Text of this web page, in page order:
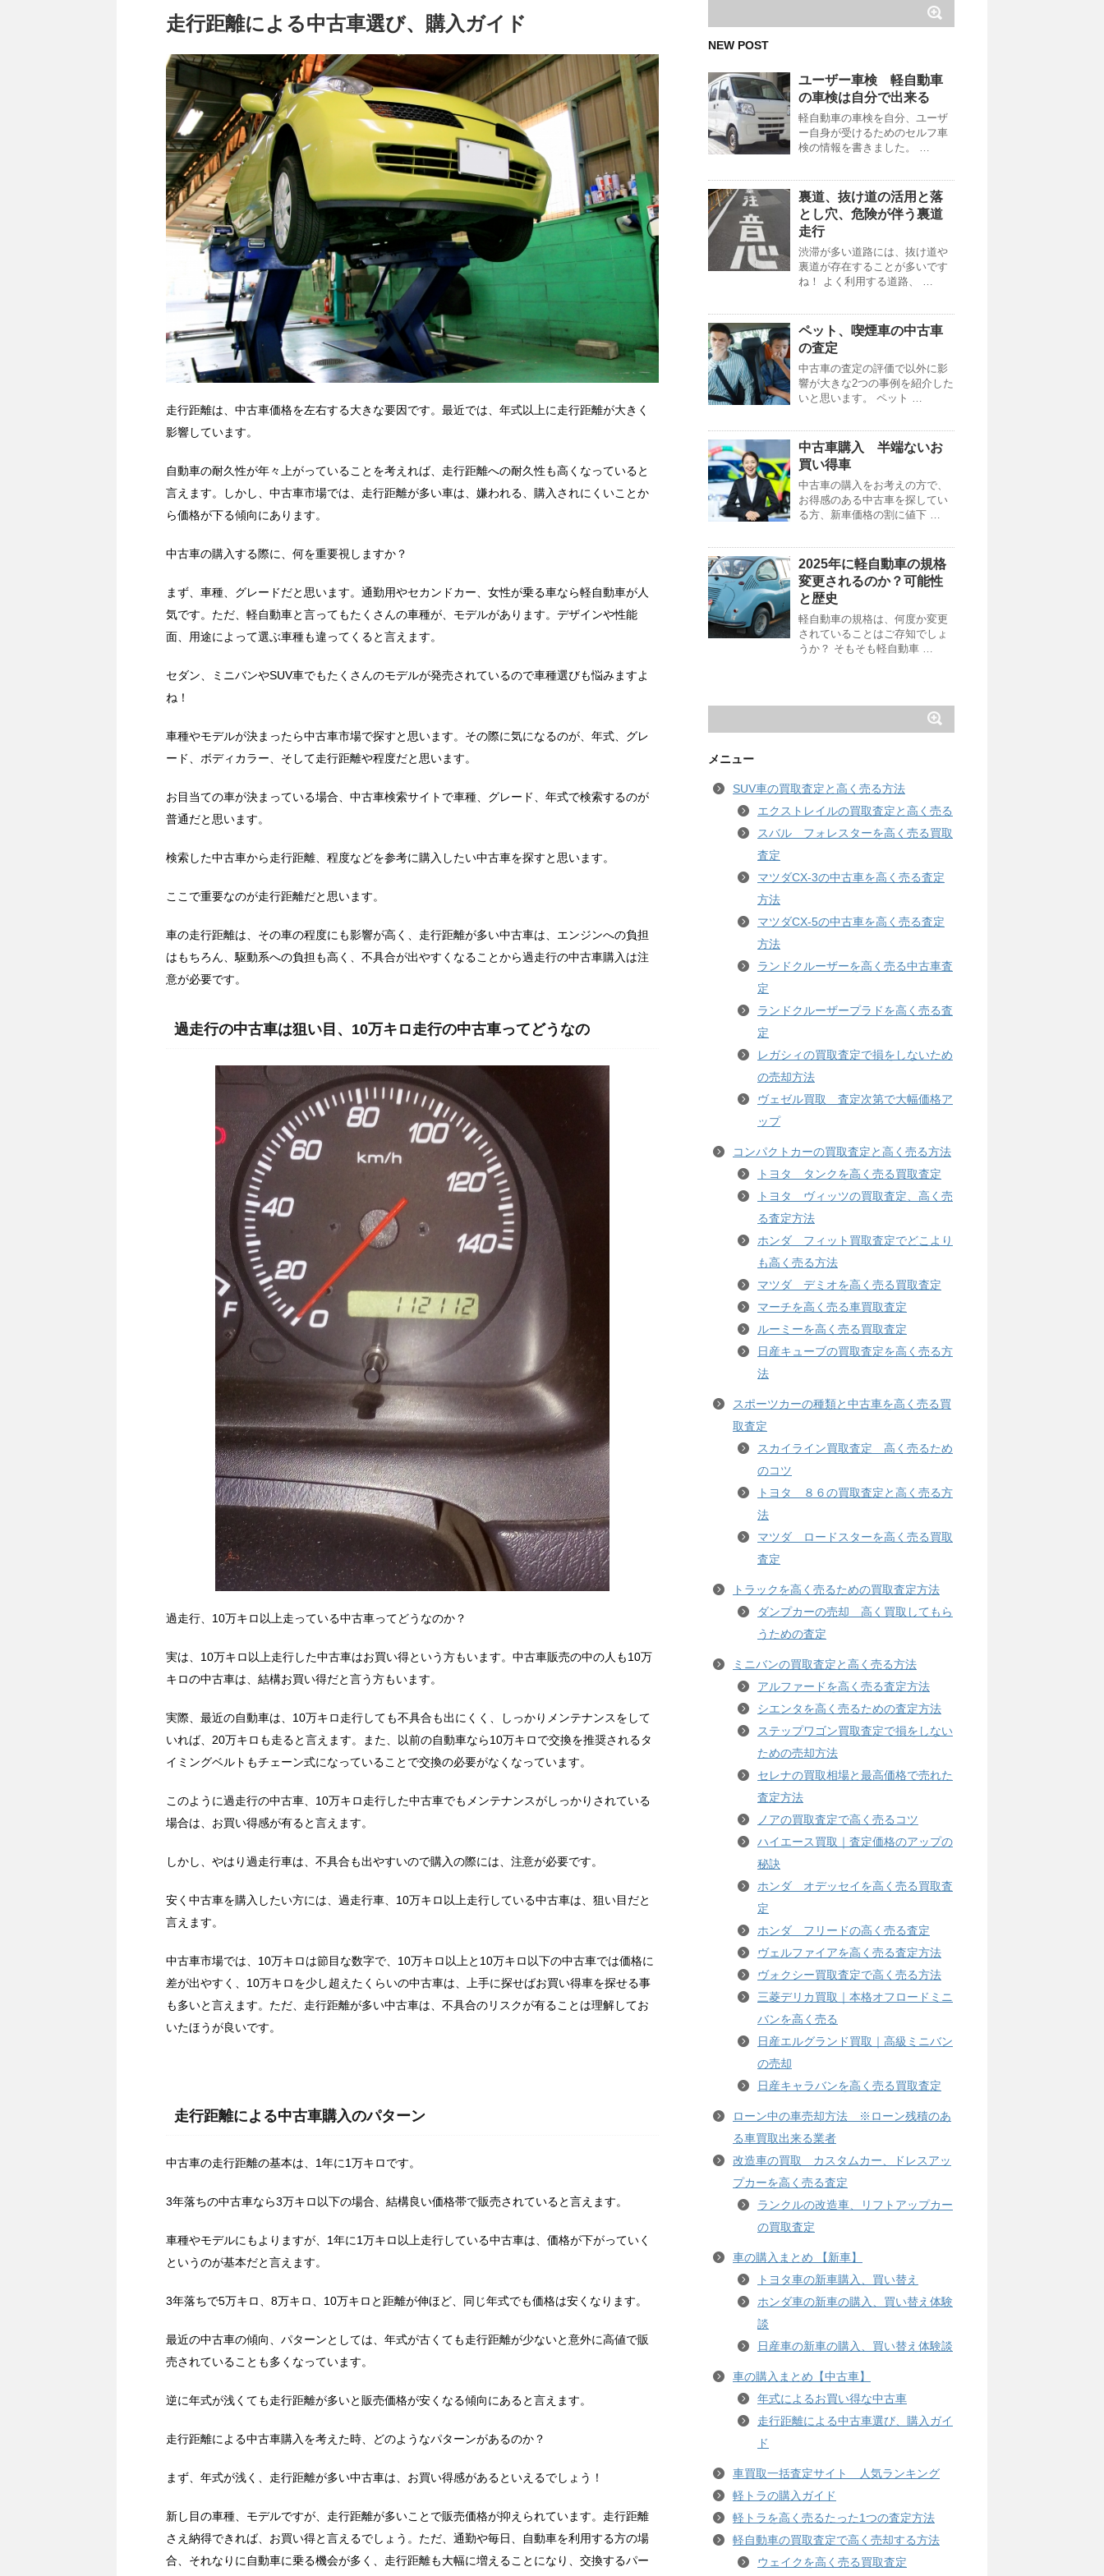
走行距離による中古車選び、購入ガイド
走行距離は、中古車価格を左右する大きな要因です。最近では、年式以上に走行距離が大きく
影響しています。
自動車の耐久性が年々上がっていることを考えれば、走行距離への耐久性も高くなっていると
言えます。しかし、中古車市場では、走行距離が多い車は、嫌われる、購入されにくいことか
ら価格が下る傾向にあります。
中古車の購入する際に、何を重要視しますか？
まず、車種、グレードだと思います。通勤用やセカンドカー、女性が乗る車なら軽自動車が人
気です。ただ、軽自動車と言ってもたくさんの車種が、モデルがあります。デザインや性能
面、用途によって選ぶ車種も違ってくると言えます。
セダン、ミニバンやSUV車でもたくさんのモデルが発売されているので車種選びも悩みますよ
ね！
車種やモデルが決まったら中古車市場で探すと思います。その際に気になるのが、年式、グレ
ード、ボディカラー、そして走行距離や程度だと思います。
お目当ての車が決まっている場合、中古車検索サイトで車種、グレード、年式で検索するのが
普通だと思います。
検索した中古車から走行距離、程度などを参考に購入したい中古車を探すと思います。
ここで重要なのが走行距離だと思います。
車の走行距離は、その車の程度にも影響が高く、走行距離が多い中古車は、エンジンへの負担
はもちろん、駆動系への負担も高く、不具合が出やすくなることから過走行の中古車購入は注
意が必要です。
過走行の中古車は狙い目、10万キロ走行の中古車ってどうなの
過走行、10万キロ以上走っている中古車ってどうなのか？
実は、10万キロ以上走行した中古車はお買い得という方もいます。中古車販売の中の人も10万
キロの中古車は、結構お買い得だと言う方もいます。
実際、最近の自動車は、10万キロ走行しても不具合も出にくく、しっかりメンテナンスをして
いれば、20万キロも走ると言えます。また、以前の自動車なら10万キロで交換を推奨されるタ
イミングベルトもチェーン式になっていることで交換の必要がなくなっています。
このように過走行の中古車、10万キロ走行した中古車でもメンテナンスがしっかりされている
場合は、お買い得感が有ると言えます。
しかし、やはり過走行車は、不具合も出やすいので購入の際には、注意が必要です。
安く中古車を購入したい方には、過走行車、10万キロ以上走行している中古車は、狙い目だと
言えます。
中古車市場では、10万キロは節目な数字で、10万キロ以上と10万キロ以下の中古車では価格に
差が出やすく、10万キロを少し超えたくらいの中古車は、上手に探せばお買い得車を探せる事
も多いと言えます。ただ、走行距離が多い中古車は、不具合のリスクが有ることは理解してお
いたほうが良いです。
走行距離による中古車購入のパターン
中古車の走行距離の基本は、1年に1万キロです。
3年落ちの中古車なら3万キロ以下の場合、結構良い価格帯で販売されていると言えます。
車種やモデルにもよりますが、1年に1万キロ以上走行している中古車は、価格が下がっていく
というのが基本だと言えます。
3年落ちで5万キロ、8万キロ、10万キロと距離が伸ほど、同じ年式でも価格は安くなります。
最近の中古車の傾向、パターンとしては、年式が古くても走行距離が少ないと意外に高値で販
売されていることも多くなっています。
逆に年式が浅くても走行距離が多いと販売価格が安くなる傾向にあると言えます。
走行距離による中古車購入を考えた時、どのようなパターンがあるのか？
まず、年式が浅く、走行距離が多い中古車は、お買い得感があるといえるでしょう！
新し目の車種、モデルですが、走行距離が多いことで販売価格が抑えられています。走行距離
さえ納得できれば、お買い得と言えるでしょう。ただ、通勤や毎日、自動車を利用する方の場
合、それなりに自動車に乗る機会が多く、走行距離も大幅に増えることになり、交換するパー
NEW POST
ユーザー車検 軽自動車
の車検は自分で出来る
軽自動車の車検を自分、ユーザ
ー自身が受けるためのセルフ車
検の情報を書きました。 …
裏道、抜け道の活用と落
とし穴、危険が伴う裏道
走行
渋滞が多い道路には、抜け道や
裏道が存在することが多いです
ね！ よく利用する道路、 …
ペット、喫煙車の中古車
の査定
中古車の査定の評価で以外に影
響が大きな2つの事例を紹介した
いと思います。 ペット …
中古車購入 半端ないお
買い得車
中古車の購入をお考えの方で、
お得感のある中古車を探してい
る方、新車価格の割に値下 …
2025年に軽自動車の規格
変更されるのか？可能性
と歴史
軽自動車の規格は、何度か変更
されていることはご存知でしょ
うか？ そもそも軽自動車 …
メニュー
SUV車の買取査定と高く売る方法
エクストレイルの買取査定と高く売る
スバル フォレスターを高く売る買取
査定
マツダCX-3の中古車を高く売る査定
方法
マツダCX-5の中古車を高く売る査定
方法
ランドクルーザーを高く売る中古車査
定
ランドクルーザープラドを高く売る査
定
レガシィの買取査定で損をしないため
の売却方法
ヴェゼル買取 査定次第で大幅価格ア
ップ
コンパクトカーの買取査定と高く売る方法
トヨタ タンクを高く売る買取査定
トヨタ ヴィッツの買取査定、高く売
る査定方法
ホンダ フィット買取査定でどこより
も高く売る方法
マツダ デミオを高く売る買取査定
マーチを高く売る車買取査定
ルーミーを高く売る買取査定
日産キューブの買取査定を高く売る方
法
スポーツカーの種類と中古車を高く売る買
取査定
スカイライン買取査定 高く売るため
のコツ
トヨタ ８６の買取査定と高く売る方
法
マツダ ロードスターを高く売る買取
査定
トラックを高く売るための買取査定方法
ダンプカーの売却 高く買取してもら
うための査定
ミニバンの買取査定と高く売る方法
アルファードを高く売る査定方法
シエンタを高く売るための査定方法
ステップワゴン買取査定で損をしない
ための売却方法
セレナの買取相場と最高価格で売れた
査定方法
ノアの買取査定で高く売るコツ
ハイエース買取｜査定価格のアップの
秘訣
ホンダ オデッセイを高く売る買取査
定
ホンダ フリードの高く売る査定
ヴェルファイアを高く売る査定方法
ヴォクシー買取査定で高く売る方法
三菱デリカ買取｜本格オフロードミニ
バンを高く売る
日産エルグランド買取｜高級ミニバン
の売却
日産キャラバンを高く売る買取査定
ローン中の車売却方法 ※ローン残積のあ
る車買取出来る業者
改造車の買取 カスタムカー、ドレスアッ
プカーを高く売る査定
ランクルの改造車、リフトアップカー
の買取査定
車の購入まとめ 【新車】
トヨタ車の新車購入、買い替え
ホンダ車の新車の購入、買い替え体験
談
日産車の新車の購入、買い替え体験談
車の購入まとめ【中古車】
年式によるお買い得な中古車
走行距離による中古車選び、購入ガイ
ド
車買取一括査定サイト 人気ランキング
軽トラの購入ガイド
軽トラを高く売るたった1つの査定方法
軽自動車の買取査定で高く売却する方法
ウェイクを高く売る買取査定